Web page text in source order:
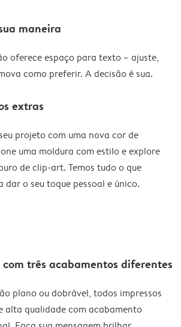
maneira
oferece espaço para texto – ajuste,
como preferir. A decisão é sua.
extras
projeto com uma nova cor de
uma moldura com estilo e explore
de clip-art. Temos tudo o que
dar o seu toque pessoal e único.
três acabamentos diferentes
plano ou dobrável, todos impressos
alta qualidade com acabamento